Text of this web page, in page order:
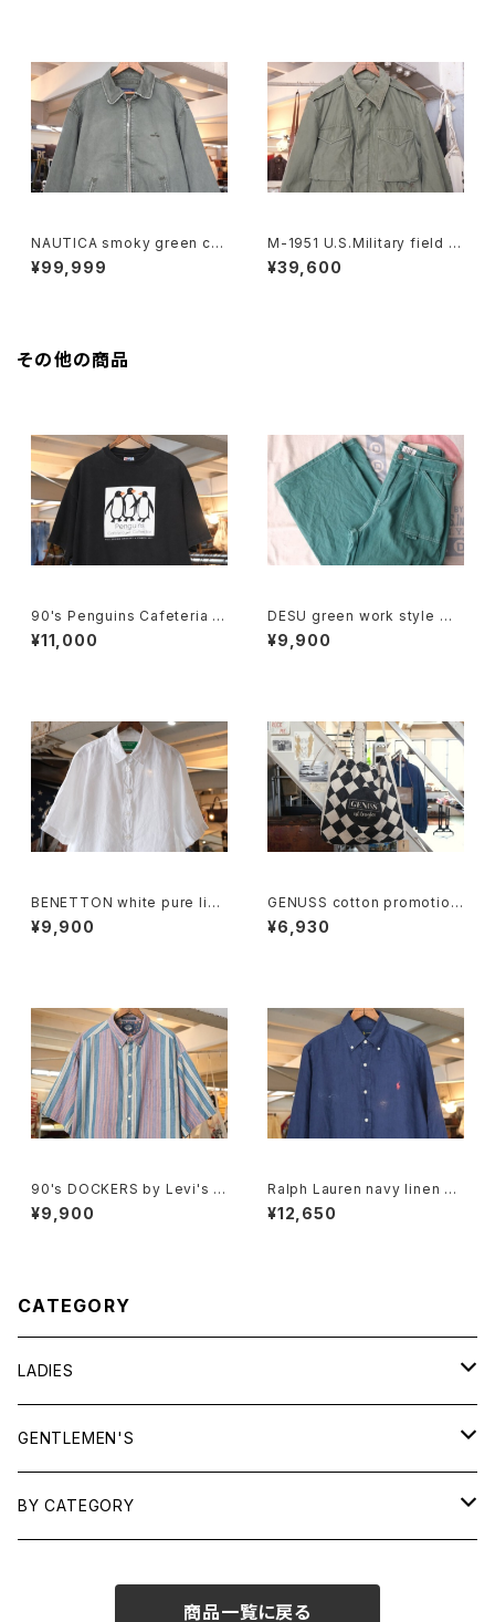
NAUTICA smoky green cra
shed-cotton zip-up Jacke
t
¥99,999
M-1951 U.S.Military field J
acket "ONE MAN ONE VOT
E"
¥39,600
その他の商品
90's Penguins Cafeteria pr
int cotton Tee "Made in U.
S.A."
¥11,000
DESU green work style wi
de leg Pants
¥9,900
BENETTON white pure line
n S/S Shirt
¥9,900
GENUSS cotton promotion
al shoulder Bag
¥6,930
90's DOCKERS by Levi's m
ulti-stripe and botanical S
hirt
¥9,900
Ralph Lauren navy linen B.
D. Shirt
¥12,650
CATEGORY
LADIES
TOPS
SHIRTS
OUTERWEAR
GENTLEMEN'S
TOPS
BY CATEGORY
商品一覧に戻る